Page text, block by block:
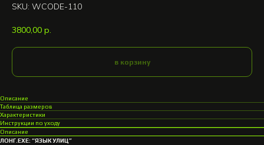
SKU: WCODE-110
3800,00 р.
в корзину
Описание
Таблица размеров
Характеристики
Инструкции по уходу
Описание
ЛОНГ.EXE: “ЯЗЫК УЛИЦ”